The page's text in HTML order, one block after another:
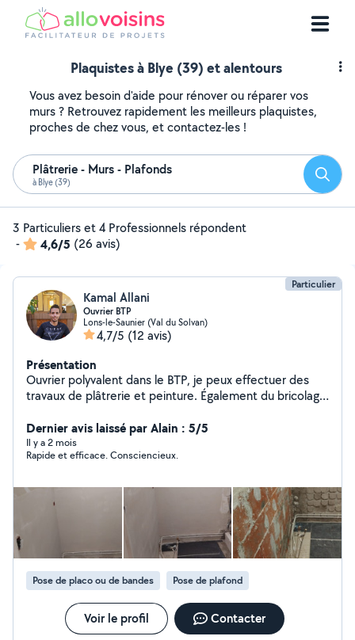
Plaquistes à Blye (39) et alentours
Vous avez besoin d'aide pour rénover ou réparer vos
murs ? Retrouvez rapidement les meilleurs plaquistes,
proches de chez vous, et contactez-les !
Plâtrerie - Murs - Plafonds
à Blye (39)
3 Particuliers et 4 Professionnels répondent
-
4,6/5 (26 avis)
Particulier
Kamal Allani
Ouvrier BTP
Lons-le-Saunier (Val du Solvan)
4,7/5 (12 avis)
Présentation
Ouvrier polyvalent dans le BTP, je peux effectuer des
travaux de plâtrerie et peinture. Également du bricolage
Dernier avis laissé par Alain : 5/5
Il y a 2 mois
Rapide et efficace. Consciencieux.
Pose de placo ou de bandes Pose de plafond
Voir le profil Contacter